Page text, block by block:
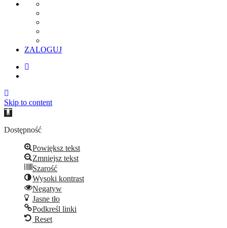
ZALOGUJ
Skip to content
Open
Dostępność
Powiększ tekst
Zmniejsz tekst
Szarość
Wysoki kontrast
Negatyw
Jasne tło
Podkreśl linki
Reset